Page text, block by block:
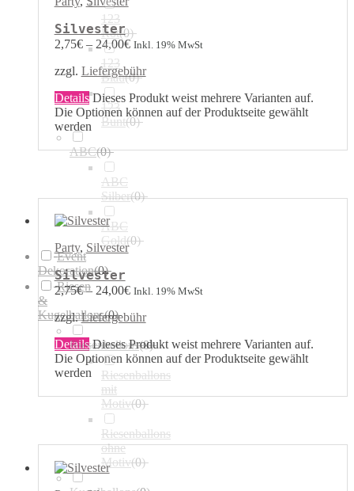
Silvester
2,75€– 24,00€ Inkl. 19% MwSt
zzgl. Liefergebühr
Details Dieses Produkt weist mehrere Varianten auf.
Die Optionen können auf der Produktseite gewählt
werden
Party, Silvester
Silvester
2,75€– 24,00€ Inkl. 19% MwSt
zzgl.Liefergebühr
Details Dieses Produkt weist mehrere Varianten auf.
Die Optionen können auf der Produktseite gewählt
werden
123
Rot(0)
123
Blau(0)
123
Bunt(0)
ABC(0)
ABC
Silber(0)
ABC
Gold(0)
Event
Dekoration(0)
Riesen
&
Kugelballons(0)
Riesenballons(0)
Riesenballons
mit
Motiv(0)
Riesenballons
ohne
Motiv(0)